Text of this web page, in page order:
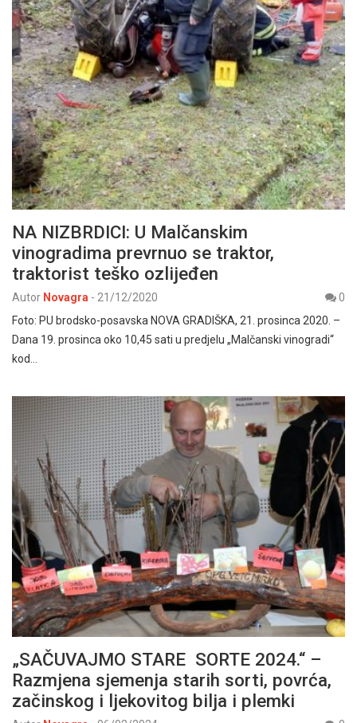
NA NIZBRDICI: U Malčanskim
vinogradima prevrnuo se traktor,
traktorist teško ozlijeđen
Autor Novagra - 21/12/2020
0
Foto: PU brodsko-posavska NOVA GRADIŠKA, 21. prosinca 2020. –
Dana 19. prosinca oko 10,45 sati u predjelu „Malčanski vinogradi“
kod…
„SAČUVAJMO STARE SORTE 2024.“ –
Razmjena sjemenja starih sorti, povrća,
začinskog i ljekovitog bilja i plemki